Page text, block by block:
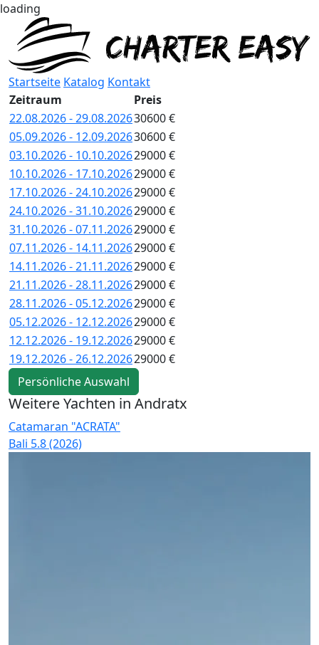
loading
Startseite Katalog Kontakt
Zeitraum
Preis
22.08.2026 - 29.08.202630600 €
05.09.2026 - 12.09.202630600 €
03.10.2026 - 10.10.202629000 €
10.10.2026 - 17.10.202629000 €
17.10.2026 - 24.10.202629000 €
24.10.2026 - 31.10.202629000 €
31.10.2026 - 07.11.202629000 €
07.11.2026 - 14.11.202629000 €
14.11.2026 - 21.11.202629000 €
21.11.2026 - 28.11.202629000 €
28.11.2026 - 05.12.202629000 €
05.12.2026 - 12.12.202629000 €
12.12.2026 - 19.12.202629000 €
19.12.2026 - 26.12.202629000 €
Persönliche Auswahl
Weitere Yachten in Andratx
Catamaran "ACRATA"
Bali 5.8 (2026)